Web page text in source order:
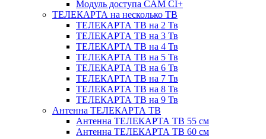
Модуль доступа CAM CI+
ТЕЛЕКАРТА на несколько ТВ
ТЕЛЕКАРТА ТВ на 2 Тв
ТЕЛЕКАРТА ТВ на 3 Тв
ТЕЛЕКАРТА ТВ на 4 Тв
ТЕЛЕКАРТА ТВ на 5 Тв
ТЕЛЕКАРТА ТВ на 6 Тв
ТЕЛЕКАРТА ТВ на 7 Тв
ТЕЛЕКАРТА ТВ на 8 Тв
ТЕЛЕКАРТА ТВ на 9 Тв
Антенна ТЕЛЕКАРТА ТВ
Антенна ТЕЛЕКАРТА ТВ 55 см
Антенна ТЕЛЕКАРТА ТВ 60 см